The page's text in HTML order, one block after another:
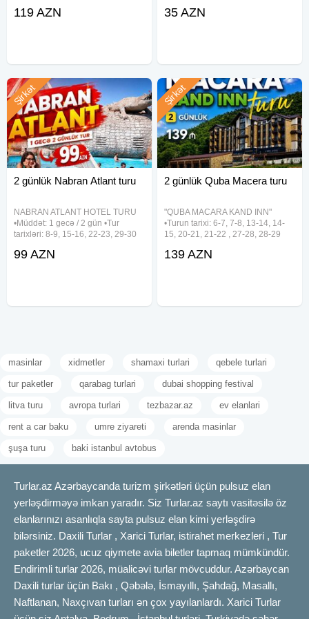
Kür çayında gəmi gəzintisi (əlavə
119 AZN
Komfortlu nəqliyyat - Pozitiv və
35 AZN
2 günlük Nabran Atlant turu
NABRAN ATLANT HOTEL TURU
•Müddət: 1 gecə / 2 gün •Tur
tarixləri: 8-9, 15-16, 22-23, 29-30
99 azn - Səhər yeməyi ilə: 110 azn
Şirkət
99 AZN
2 günlük Quba Macera turu
"QUBA MACARA KAND INN"
•Turun tarixi: 6-7, 7-8, 13-14, 14-
15, 20-21, 21-22 , 27-28, 28-29
Lake Park - Kand Inn - Təngəaltı
Şirkət
139 AZN
masinlar xidmetler shamaxi turlari qebele turlari
tur paketler qarabag turlari dubai shopping festival
litva turu avropa turlari tezbazar.az ev elanlari
rent a car baku umre ziyareti arenda masinlar
şuşa turu baki istanbul avtobus
Turlar.az Azərbaycanda turizm şirkətləri üçün pulsuz elan
yerləşdirməyə imkan yaradır. Siz Turlar.az saytı vasitəsilə öz
elanlarınızı asanlıqla sayta pulsuz elan kimi yerləşdirə
bilərsiniz. Daxili Turlar , Xarici Turlar, istirahet merkezleri , Tur
paketler 2026, ucuz qiymete avia biletler tapmaq mümkündür.
Endirimli turlar 2026, müalicəvi turlar mövcuddur. Azərbaycan
Daxili turlar üçün Bakı , Qəbələ, İsmayıllı, Şahdağ, Masallı,
Naftlanan, Naxçıvan turları ən çox yayılanlardı. Xarici Turlar